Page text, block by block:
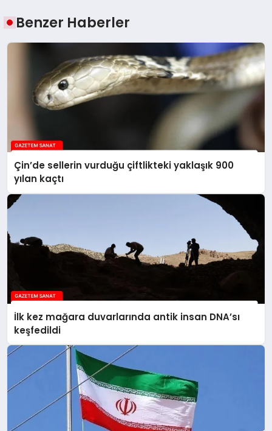
Benzer Haberler
Çin’de sellerin vurduğu çiftlikteki yaklaşık 900
yılan kaçtı
İlk kez mağara duvarlarında antik insan DNA’sı
keşfedildi